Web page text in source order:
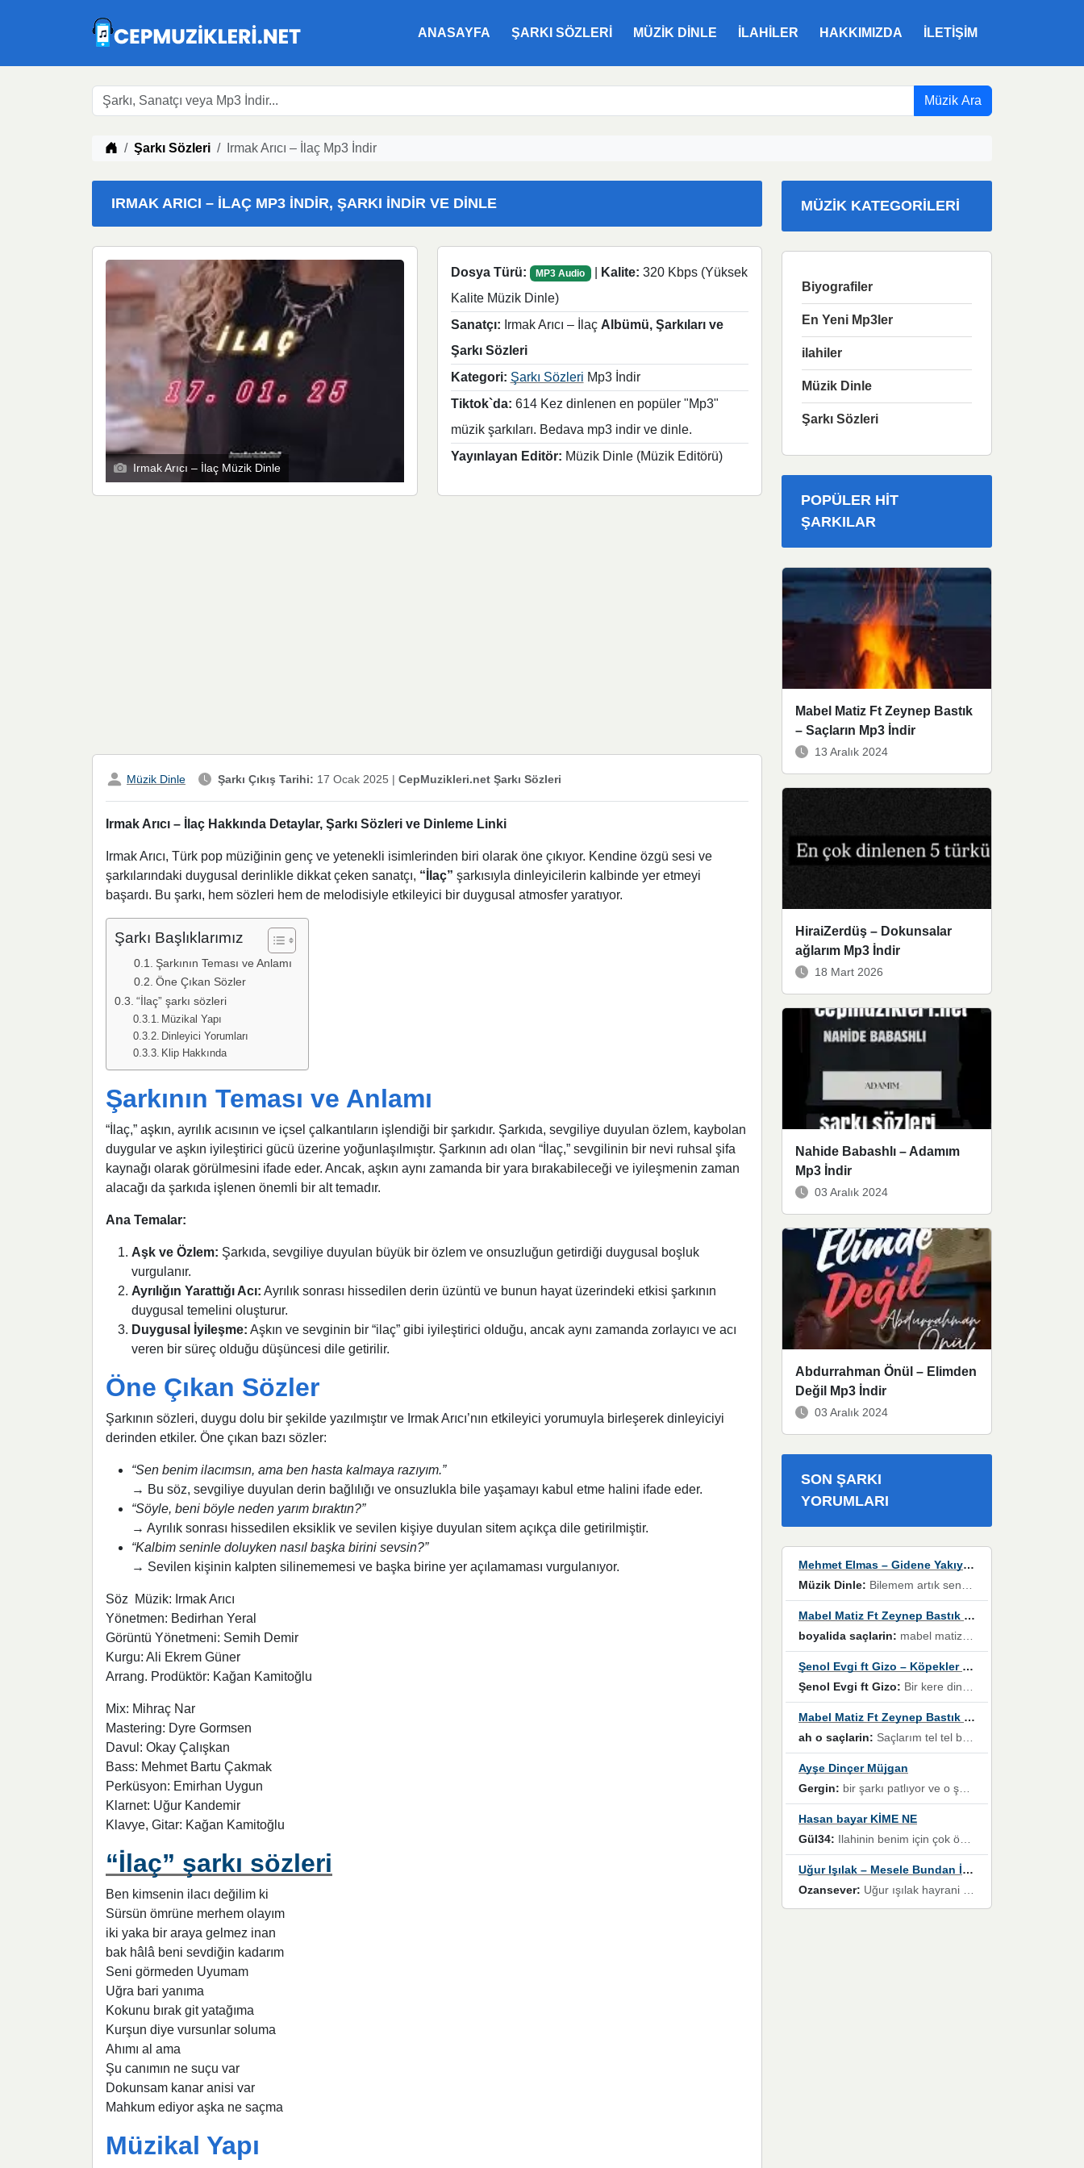
ANASAYFA ŞARKI SÖZLERI MÜZIK DINLE ILAHILER HAKKIMIZDA İLETIŞIM
Müzik Ara
Müzik indir
Şarkı Sözleri Irmak Arıcı – İlaç Mp3 İndir
IRMAK ARICI – İLAÇ MP3 İNDIR, ŞARKI İNDIR VE DINLE
Irmak Arıcı – İlaç Müzik Dinle
Dosya Türü: MP3 Audio Kalite: 320 Kbps (Yüksek
Kalite Müzik Dinle)
Sanatçı: Irmak Arıcı – İlaç Albümü, Şarkıları ve
Şarkı Sözleri
Kategori: Şarkı Sözleri Mp3 İndir
Tiktok`da: 614 Kez dinlenen en popüler "Mp3"
müzik şarkıları. Bedava mp3 indir ve dinle.
Yayınlayan Editör: Müzik Dinle (Müzik Editörü)
Müzik Dinle Şarkı Çıkış Tarihi: 17 Ocak 2025 | CepMuzikleri.net Şarkı Sözleri
Irmak Arıcı – İlaç Hakkında Detaylar, Şarkı Sözleri ve Dinleme Linki
Irmak Arıcı, Türk pop müziğinin genç ve yetenekli isimlerinden biri olarak öne çıkıyor. Kendine özgü sesi ve
şarkılarındaki duygusal derinlikle dikkat çeken sanatçı, “İlaç” şarkısıyla dinleyicilerin kalbinde yer etmeyi
başardı. Bu şarkı, hem sözleri hem de melodisiyle etkileyici bir duygusal atmosfer yaratıyor.
Şarkı Başlıklarımız
Şarkının Teması ve Anlamı
Öne Çıkan Sözler
“İlaç” şarkı sözleri
Müzikal Yapı
Dinleyici Yorumları
Klip Hakkında
Şarkının Teması ve Anlamı
“İlaç,” aşkın, ayrılık acısının ve içsel çalkantıların işlendiği bir şarkıdır. Şarkıda, sevgiliye duyulan özlem, kaybolan
duygular ve aşkın iyileştirici gücü üzerine yoğunlaşılmıştır. Şarkının adı olan “İlaç,” sevgilinin bir nevi ruhsal şifa
kaynağı olarak görülmesini ifade eder. Ancak, aşkın aynı zamanda bir yara bırakabileceği ve iyileşmenin zaman
alacağı da şarkıda işlenen önemli bir alt temadır.
Ana Temalar:
Aşk ve Özlem: Şarkıda, sevgiliye duyulan büyük bir özlem ve onsuzluğun getirdiği duygusal boşluk
vurgulanır.
Ayrılığın Yarattığı Acı: Ayrılık sonrası hissedilen derin üzüntü ve bunun hayat üzerindeki etkisi şarkının
duygusal temelini oluşturur.
Duygusal İyileşme: Aşkın ve sevginin bir “ilaç” gibi iyileştirici olduğu, ancak aynı zamanda zorlayıcı ve acı
veren bir süreç olduğu düşüncesi dile getirilir.
Öne Çıkan Sözler
Şarkının sözleri, duygu dolu bir şekilde yazılmıştır ve Irmak Arıcı’nın etkileyici yorumuyla birleşerek dinleyiciyi
derinden etkiler. Öne çıkan bazı sözler:
“Sen benim ilacımsın, ama ben hasta kalmaya razıyım.”
→ Bu söz, sevgiliye duyulan derin bağlılığı ve onsuzlukla bile yaşamayı kabul etme halini ifade eder.
“Söyle, beni böyle neden yarım bıraktın?”
→ Ayrılık sonrası hissedilen eksiklik ve sevilen kişiye duyulan sitem açıkça dile getirilmiştir.
“Kalbim seninle doluyken nasıl başka birini sevsin?”
→ Sevilen kişinin kalpten silinememesi ve başka birine yer açılamaması vurgulanıyor.
Söz Müzik: Irmak Arıcı
Yönetmen: Bedirhan Yeral
Görüntü Yönetmeni: Semih Demir
Kurgu: Ali Ekrem Güner
Arrang. Prodüktör: Kağan Kamitoğlu
Mix: Mihraç Nar
Mastering: Dyre Gormsen
Davul: Okay Çalışkan
Bass: Mehmet Bartu Çakmak
Perküsyon: Emirhan Uygun
Klarnet: Uğur Kandemir
Klavye, Gitar: Kağan Kamitoğlu
“İlaç” şarkı sözleri
Ben kimsenin ilacı değilim ki
Sürsün ömrüne merhem olayım
iki yaka bir araya gelmez inan
bak hâlâ beni sevdiğin kadarım
Seni görmeden Uyumam
Uğra bari yanıma
Kokunu bırak git yatağıma
Kurşun diye vursunlar soluma
Ahımı al ama
Şu canımın ne suçu var
Dokunsam kanar anisi var
Mahkum ediyor aşka ne saçma
Müzikal Yapı
MÜZIK KATEGORILERI
Biyografiler
En Yeni Mp3ler
ilahiler
Müzik Dinle
Şarkı Sözleri
POPÜLER HIT
ŞARKILAR
Mabel Matiz Ft Zeynep Bastık
– Saçların Mp3 İndir
13 Aralık 2024
HiraiZerdüş – Dokunsalar
ağlarım Mp3 İndir
18 Mart 2026
Nahide Babashlı – Adamım
Mp3 İndir
03 Aralık 2024
Abdurrahman Önül – Elimden
Değil Mp3 İndir
03 Aralık 2024
SON ŞARKI
YORUMLARI
Mehmet Elmas – Gidene Yakıyorum
Müzik Dinle: Bilemem artık senden bir şans daha / Düştüğün zaman ben olmayacağım yanında” dizeleri, artık geçmişin tekrarına izin verilmeyeceğini, kişisel sınırların çizildiğini gösteriyor.
Mabel Matiz Ft Zeynep Bastık – Saçların
boyalida saçlarin: mabel matiz'in maya albümünde yer alan güzellerden. parça da şarkı hani! müzikal altyapısına vurulduğum, sözlerinde kaybolduğum bir parça olmuş.
Şenol Evgi ft Gizo – Köpekler Tanımadıklarına havlar
Şenol Evgi ft Gizo: Bir kere dinlememe rağmen kulaklardan gitmiyor sen sen sen sen kurban ol sen sen sen sen hayran ol yükses ses müzik dinleme sebebisiniz canlar bomba gibi patladınız maşallah
Mabel Matiz Ft Zeynep Bastık – Saçların
ah o saçlarin: Saçlarım tel tel beyazlıyor beyazlagına degil yanımda sen yoksun ona üzülüyorum günler bir bir geçiyor geçen günlere değil sensiz geçen günlere darılıyorum,Dinledikce asla kavusamayacagim ama asla unutamicagim sevdiğim adam için yanar içim
Ayşe Dinçer Müjgan
Gergin: bir şarkı patlıyor ve o şarkıyı millet her paylaşımın altına koyuyor ve öyle bir durum hal alıyor ki şarkıyı dinlemeden şarkıdan bikıyorsun Ama bu enteresan bir şekilde dillere dolanıyor millet olarak seviyoruz dertlerle boğuşurken bir yandan da göbek atmayi))) diyeceklerim bu kadar güzel hoş bir sayfa emeğinize sağlık arkadaşlar kolay gelsin
Hasan bayar KİME NE
Gül34: Ilahinin benim için çok özel bir yeri var İlk çıktığında komşum ne kadar yüksek sesle dinliyorsa orada duymuştum ve YouTube'dan aratıp Bu ilahiyi bulmuştum ve sonra müdavimi oldum günlük Ben de 3-5 kere dinleyip ezberleyip artık ilahiye bende eşlik ediyorum yüksek sesle Allah razı olsun hizmet nimettir Rabbim sizin zahmetlerinize de hayırlı nimetler versin Selam ve dua ile Allah'a emanet olun
Uğur Işılak – Mesele Bundan İbaret
Ozansever: Uğur ışılak hayrani olarak eski yeni tüm eserlerini keyifle huzurla dinleyenlerden birisiyim, emeğine saygı duyan gönül veren bunu en güzel şekilde sevenlerine ulaştıran siz değerli sayfa yöneticilerine de teşekkür ederim